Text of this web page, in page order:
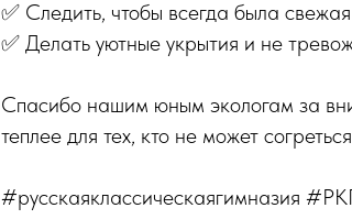
✅ Следить, чтобы всегда была
✅ Делать уютные укрытия и не
Спасибо нашим юным экологам за
теплее для тех, кто не может
#русскаяклассическаягимназия